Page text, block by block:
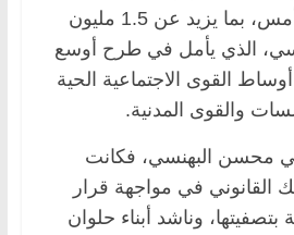
منذ إطلاق المبادرة أمس، بما يزيد عن 1.5 مليون
الذي يأمل في طرح أوسع
القوى الاجتماعية الحية
والقوى المدنية.
محسن البهنسي، فكانت
القانوني في مواجهة قرار
وناشد أبناء حلوان